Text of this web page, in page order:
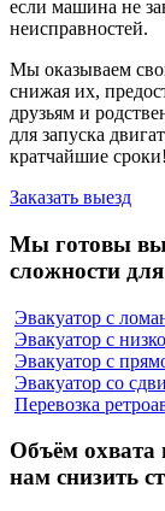
если машина не
неисправностей.
Мы оказываем
снижая их,
друзьям и
для запуска
кратчайшие сроки!
Заказать выезд
Мы готовы
сложности
Эвакуатор с
Эвакуатор с
Эвакуатор с
Эвакуатор со
Перевозка
Объём охвата
нам снизить